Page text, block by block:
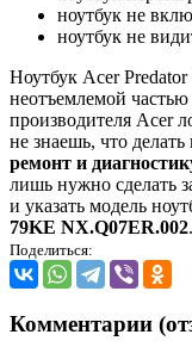
ноутбук не
ноутбук не
Ноутбук Acer
неотъемлемой
производителя Acer
не знаешь, что
ремонт и
лишь нужно сделать
и указать модель
79KE NX.Q07ER.002.
Поделиться:
Комментарии